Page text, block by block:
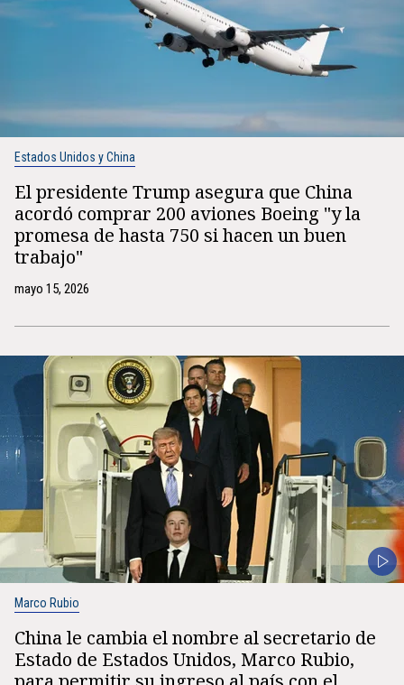
Estados Unidos y China
El presidente Trump asegura que China
acordó comprar 200 aviones Boeing "y la
promesa de hasta 750 si hacen un buen
trabajo"
mayo 15, 2026
Marco Rubio
China le cambia el nombre al secretario de
Estado de Estados Unidos, Marco Rubio,